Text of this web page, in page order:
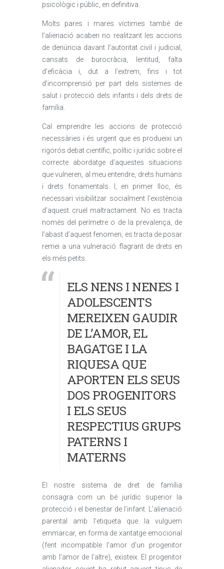
psicològic i públic, en definitiva.
Molts pares i mares víctimes també de
l’alienació acaben no realitzant les accions
de denúncia davant l’autoritat civil i judicial,
cansats de burocràcia, lentitud, falta
d’eficàcia i, dut a l’extrem, fins i tot
d’incomprensió per part dels sistemes de
salut i protecció dels infants i dels drets de
família.
Cal emprendre les accions de protecció
necessàries i és urgent que es produeixi un
rigorós debat científic, polític i jurídic sobre el
correcte abordatge d’aquestes situacions
que vulneren, al meu entendre, drets humans
i drets fonamentals. I, en primer lloc, és
necessari visibilitzar socialment l’existència
d’aquest cruel maltractament. No es tracta
només del perímetre o de la prevalença, de
l’abast d’aquest fenomen, es tracta de posar
remei a una vulneració flagrant de drets en
els més petits.
ELS NENS I NENES I
ADOLESCENTS
MEREIXEN GAUDIR
DE L’AMOR, EL
BAGATGE I LA
RIQUESA QUE
APORTEN ELS SEUS
DOS PROGENITORS
I ELS SEUS
RESPECTIUS GRUPS
PATERNS I
MATERNS
El nostre sistema de dret de família
consagra com un bé jurídic superior la
protecció i el benestar de l’infant. L’alienació
parental amb l’etiqueta que la vulguem
emmarcar, en forma de xantatge emocional
(fent incompatible l’amor d’un progenitor
amb l’amor de l’altre), existeix. El progenitor